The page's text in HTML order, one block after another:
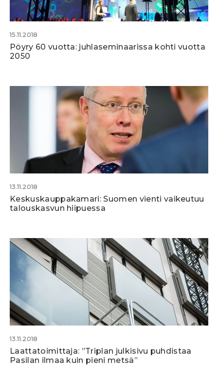
15.11.2018
Pöyry 60 vuotta: juhlaseminaarissa kohti vuotta
2050
13.11.2018
Keskuskauppakamari: Suomen vienti vaikeutuu
talouskasvun hiipuessa
13.11.2018
Laattatoimittaja: ”Triplan julkisivu puhdistaa
Pasilan ilmaa kuin pieni metsä”